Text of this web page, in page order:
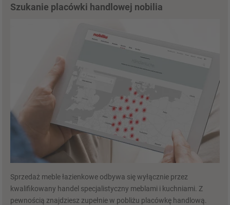
Szukanie placówki handlowej nobilia
Sprzedaż meble łazienkowe odbywa się wyłącznie przez
kwalifikowany handel specjalistyczny meblami i kuchniami. Z
pewnością znajdziesz zupełnie w pobliżu placówkę handlową.